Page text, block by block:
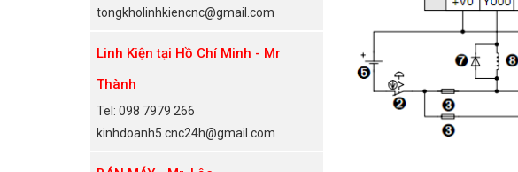
tongkholinhkiencnc@gmail.com
Linh Kiện tại Hồ Chí Minh - Mr
Thành
Tel: 098 7979 266
kinhdoanh5.cnc24h@gmail.com